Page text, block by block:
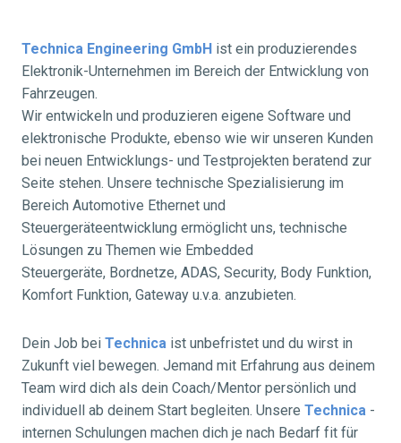
Technica Engineering GmbH ist ein produzierendes
Elektronik-Unternehmen im Bereich der Entwicklung von
Fahrzeugen.
Wir entwickeln und produzieren eigene Software und
elektronische Produkte, ebenso wie wir unseren Kunden
bei neuen Entwicklungs- und Testprojekten beratend zur
Seite stehen. Unsere technische Spezialisierung im
Bereich Automotive Ethernet und
Steuergeräteentwicklung ermöglicht uns, technische
Lösungen zu Themen wie Embedded
Steuergeräte, Bordnetze, ADAS, Security, Body Funktion,
Komfort Funktion, Gateway u.v.a. anzubieten.
Dein Job bei Technica ist unbefristet und du wirst in
Zukunft viel bewegen. Jemand mit Erfahrung aus deinem
Team wird dich als dein Coach/Mentor persönlich und
individuell ab deinem Start begleiten. Unsere Technica -
internen Schulungen machen dich je nach Bedarf fit für